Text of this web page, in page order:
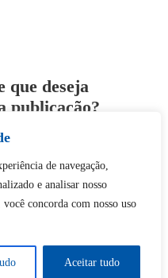
de navegação,
e analisar nosso
concorda com nosso uso
Aceitar tudo
que deseja
publicação?
Não